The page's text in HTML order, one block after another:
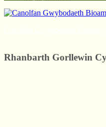
Rhanbarth Gorllewin